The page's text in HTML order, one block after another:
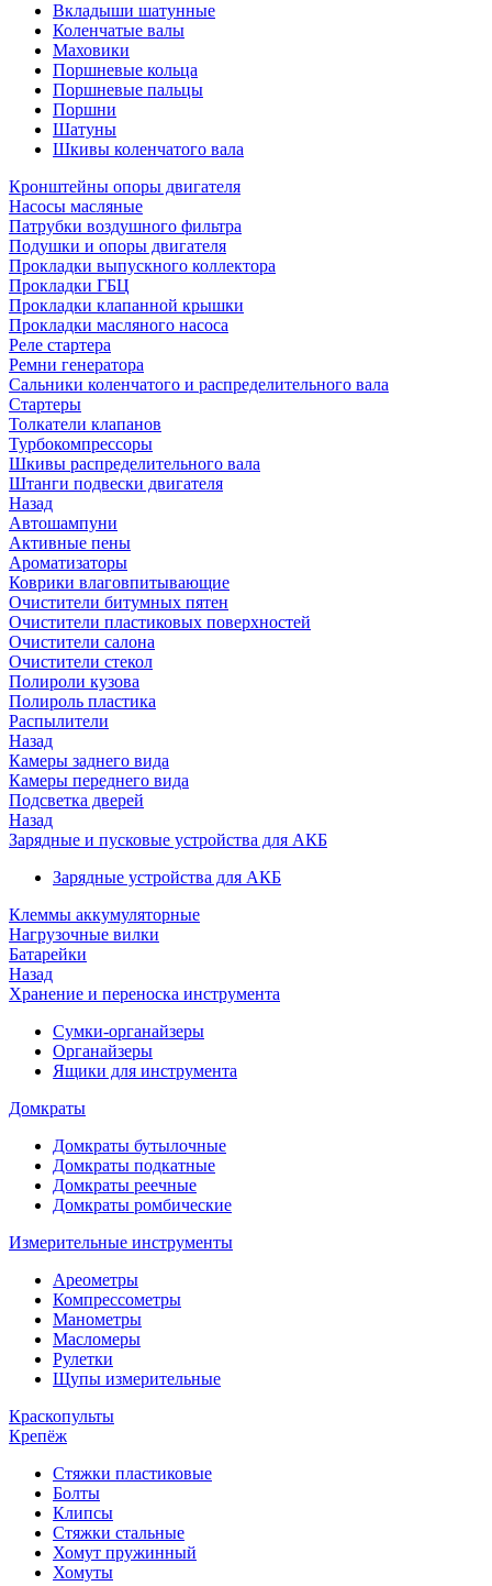
Вкладыши шатунные
Коленчатые валы
Маховики
Поршневые кольца
Поршневые пальцы
Поршни
Шатуны
Шкивы коленчатого вала
Кронштейны опоры двигателя
Насосы масляные
Патрубки воздушного фильтра
Подушки и опоры двигателя
Прокладки выпускного коллектора
Прокладки ГБЦ
Прокладки клапанной крышки
Прокладки масляного насоса
Реле стартера
Ремни генератора
Сальники коленчатого и распределительного вала
Стартеры
Толкатели клапанов
Турбокомпрессоры
Шкивы распределительного вала
Штанги подвески двигателя
Назад
Автошампуни
Активные пены
Ароматизаторы
Коврики влаговпитывающие
Очистители битумных пятен
Очистители пластиковых поверхностей
Очистители салона
Очистители стекол
Полироли кузова
Полироль пластика
Распылители
Назад
Камеры заднего вида
Камеры переднего вида
Подсветка дверей
Назад
Зарядные и пусковые устройства для АКБ
Зарядные устройства для АКБ
Клеммы аккумуляторные
Нагрузочные вилки
Батарейки
Назад
Хранение и переноска инструмента
Сумки-органайзеры
Органайзеры
Ящики для инструмента
Домкраты
Домкраты бутылочные
Домкраты подкатные
Домкраты реечные
Домкраты ромбические
Измерительные инструменты
Ареометры
Компрессометры
Манометры
Масломеры
Рулетки
Щупы измерительные
Краскопульты
Крепёж
Стяжки пластиковые
Болты
Клипсы
Стяжки стальные
Хомут пружинный
Хомуты